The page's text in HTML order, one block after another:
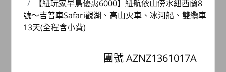
【紐玩家早鳥優惠6000】紐航依山傍水紐西蘭8
號～吉普車Safari觀湖、高山火車、冰河船、雙纜車
13天(全程含小費)
團號 AZNZ1361017A